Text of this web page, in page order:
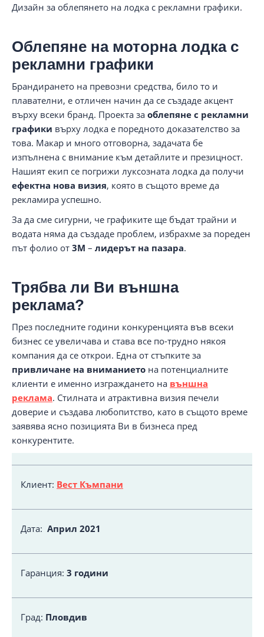
Дизайн за облепянето на лодка с рекламни графики.
Облепяне на моторна лодка с
рекламни графики
Брандирането на превозни средства, било то и
плавателни, е отличен начин да се създаде акцент
върху всеки бранд. Проекта за облепяне с рекламни
графики върху лодка е поредното доказателство за
това. Макар и много отговорна, задачата бе
изпълнена с внимание към детайлите и презицност.
Нашият екип се погрижи луксозната лодка да получи
ефектна нова визия, която в същото време да
рекламира успешно.
За да сме сигурни, че графиките ще бъдат трайни и
водата няма да създаде проблем, избрахме за пореден
път фолио от 3M – лидерът на пазара.
Трябва ли Ви външна
реклама?
През последните години конкуренцията във всеки
бизнес се увеличава и става все по-трудно някоя
компания да се открои. Една от стъпките за
привличане на вниманието на потенциалните
клиенти е именно изграждането на външна
реклама. Стилната и атрактивна визия печели
доверие и създава любопитство, като в същото време
заявява ясно позицията Ви в бизнеса пред
конкурентите.
Клиент: Вест Къмпани
Дата: Април 2021
Гаранция: 3 години
Град: Пловдив